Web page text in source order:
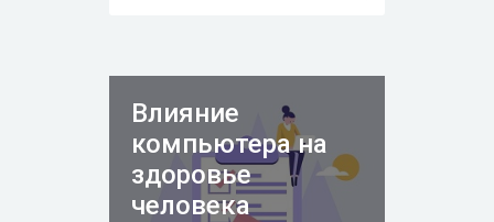
Влияние
компьютера на
здоровье
человека